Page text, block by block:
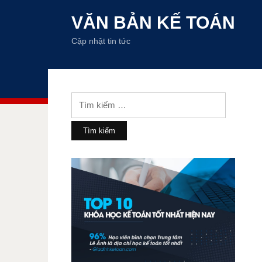
VĂN BẢN KẾ TOÁN
Cập nhật tin tức
cho: